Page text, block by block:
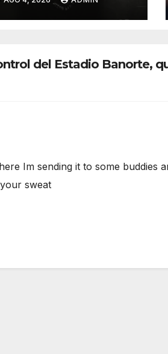
investigan las
del Estadio Banorte,
Im sending it to some buddies
sweat